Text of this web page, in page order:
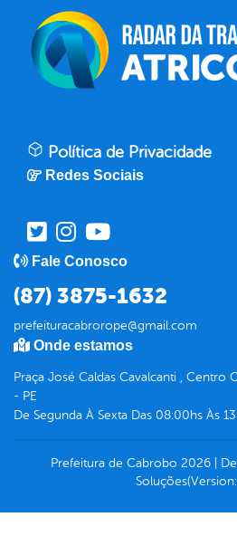
Política de Privacidade
Redes Sociais
Fale Conosco
(87) 3875-1632
prefeituracabrorope@gmail.com
Onde estamos
Praça José Caldas Cavalcanti , Centro
- PE
De Segunda À Sexta Das 08:00hs Às
Prefeitura de Cabrobo 2026|
Soluções